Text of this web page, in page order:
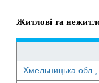
Житлові та
Хмельницька обл.,